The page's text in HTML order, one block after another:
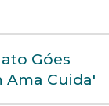
Góes
Ama Cuida'